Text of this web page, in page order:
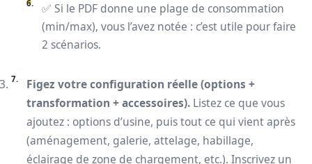
✅ Si le PDF donne une plage de consommation
(min/max), vous l’avez notée : c’est utile pour faire
2 scénarios.
Figez votre configuration réelle (options +
transformation + accessoires). Listez ce que vous
ajoutez : options d’usine, puis tout ce qui vient après
(aménagement, galerie, attelage, habillage,
éclairage de zone de chargement, etc.). Inscrivez un